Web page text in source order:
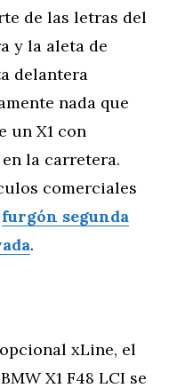
de las letras del
y la aleta de
delantera
nada que
un X1 con
la carretera.
comerciales
furgón segunda
.
xLine, el
X1 F48 LCI se